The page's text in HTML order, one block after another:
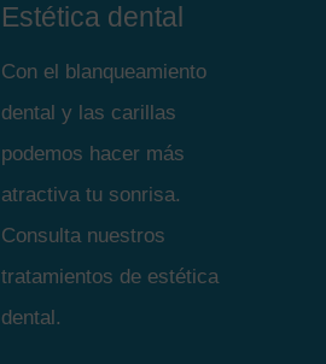
Estética dental
Con el blanqueamiento
dental y las carillas
podemos hacer más
atractiva tu sonrisa.
Consulta nuestros
tratamientos de estética
dental.